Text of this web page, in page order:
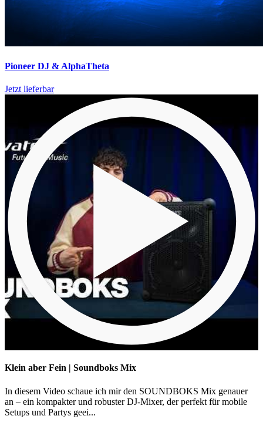
Pioneer DJ & AlphaTheta
Jetzt lieferbar
Klein aber Fein | Soundboks Mix
In diesem Video schaue ich mir den SOUNDBOKS Mix genauer
an – ein kompakter und robuster DJ-Mixer, der perfekt für mobile
Setups und Partys geei...